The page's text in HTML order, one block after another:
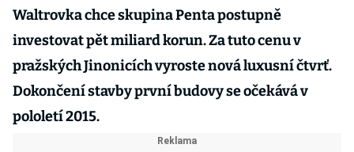
Waltrovka chce skupina Penta postupně
investovat pět miliard korun. Za tuto cenu v
pražských Jinonicích vyroste nová luxusní čtvrť.
Dokončení stavby první budovy se očekává v
pololetí 2015.